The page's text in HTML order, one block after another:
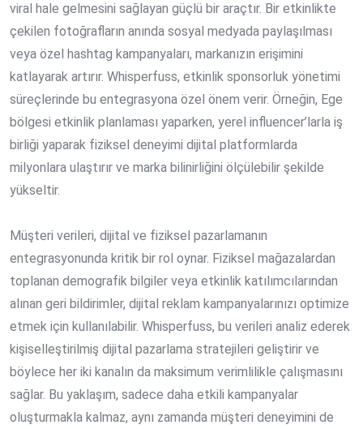
viral hale gelmesini sağlayan güçlü bir araçtır. Bir etkinlikte
çekilen fotoğrafların anında sosyal medyada paylaşılması
veya özel hashtag kampanyaları, markanızın erişimini
katlayarak artırır. Whisperfuss, etkinlik sponsorluk yönetimi
süreçlerinde bu entegrasyona özel önem verir. Örneğin, Ege
bölgesi etkinlik planlaması yaparken, yerel influencer’larla iş
birliği yaparak fiziksel deneyimi dijital platformlarda
milyonlara ulaştırır ve marka bilinirliğini ölçülebilir şekilde
yükseltir.
Müşteri verileri, dijital ve fiziksel pazarlamanın
entegrasyonunda kritik bir rol oynar. Fiziksel mağazalardan
toplanan demografik bilgiler veya etkinlik katılımcılarından
alınan geri bildirimler, dijital reklam kampanyalarınızı optimize
etmek için kullanılabilir. Whisperfuss, bu verileri analiz ederek
kişiselleştirilmiş dijital pazarlama stratejileri geliştirir ve
böylece her iki kanalın da maksimum verimlilikle çalışmasını
sağlar. Bu yaklaşım, sadece daha etkili kampanyalar
oluşturmakla kalmaz, aynı zamanda müşteri deneyimini de